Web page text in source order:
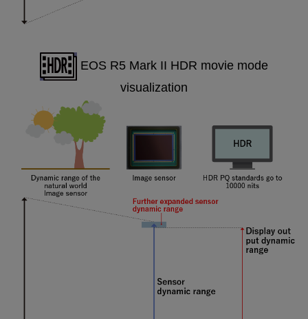
EOS R5 Mark II HDR movie mode
visualization